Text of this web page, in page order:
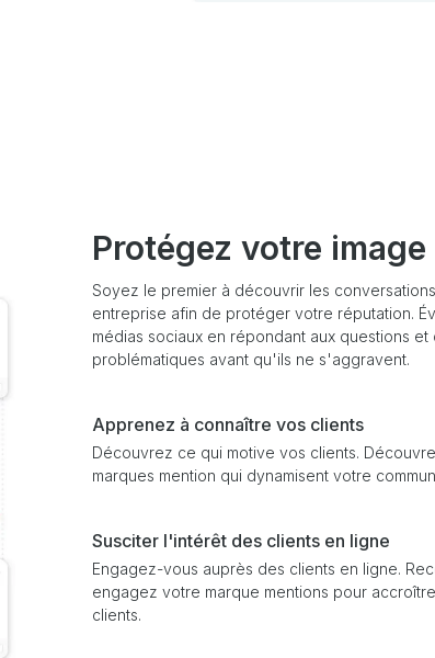
Protégez votre
Soyez le premier à découvrir les
entreprise afin de protéger votre réputation.
médias sociaux en répondant aux questions et
problématiques avant qu'ils ne s'aggravent.
Apprenez à connaître vos clients
Découvrez ce qui motive vos clients.
marques mention qui dynamisent votre
Susciter l'intérêt des clients en ligne
Engagez-vous auprès des clients en ligne.
engagez votre marque mentions pour
clients.